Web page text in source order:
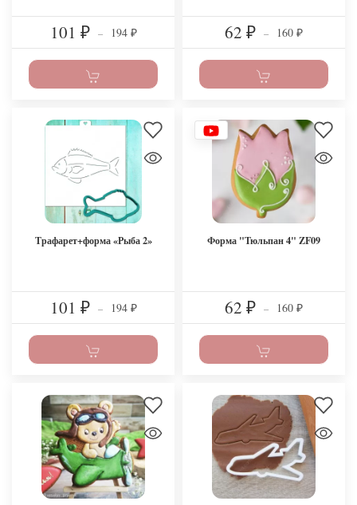
101 ₽ – 194 ₽ 62 ₽ – 160 ₽
Трафарет+форма «Рыба 2»
101 ₽ – 194 ₽
Форма "Тюльпан 4" ZF09
62 ₽ – 160 ₽